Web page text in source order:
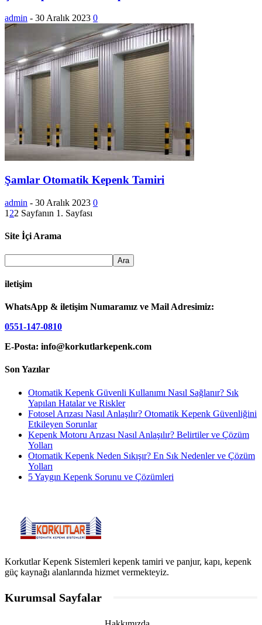
admin - 30 Aralık 2023 0
Şamlar Otomatik Kepenk Tamiri
admin - 30 Aralık 2023 0
1 22 Sayfanın 1. Sayfası
Site İçi Arama
iletişim
WhatsApp & iletişim Numaramız ve Mail Adresimiz:
0551-147-0810
E-Posta: info@korkutlarkepenk.com
Son Yazılar
Otomatik Kepenk Güvenli Kullanımı Nasıl Sağlanır? Sık
Yapılan Hatalar ve Riskler
Fotosel Arızası Nasıl Anlaşılır? Otomatik Kepenk Güvenliğini
Etkileyen Sorunlar
Kepenk Motoru Arızası Nasıl Anlaşılır? Belirtiler ve Çözüm
Yolları
Otomatik Kepenk Neden Sıkışır? En Sık Nedenler ve Çözüm
Yolları
5 Yaygın Kepenk Sorunu ve Çözümleri
Korkutlar Kepenk Sistemleri kepenk tamiri ve panjur, kapı, kepenk
güç kaynağı alanlarında hizmet vermekteyiz.
Kurumsal Sayfalar